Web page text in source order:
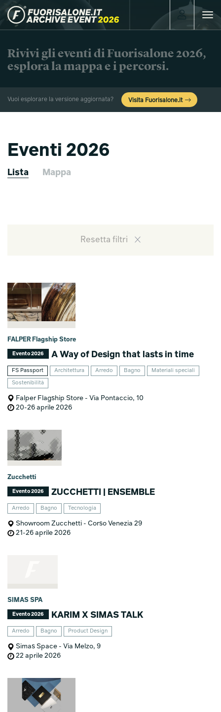
Toggle
Rivivi gli eventi di Fuorisalone 2026,
esplora la mappa e i percorsi.
Vuoi esplorare la versione aggiornata? Visita Fuorisalone.it
Eventi 2026
Lista Mappa
Resetta filtri
FALPER Flagship Store
Evento 2026 A Way of Design that lasts in time
FS Passport Architettura Arredo Bagno Materiali speciali
Sostenibilità
Falper Flagship Store - Via Pontaccio, 10
20-26 aprile 2026
Zucchetti
Evento 2026 ZUCCHETTI | ENSEMBLE
Arredo Bagno Tecnologia
Showroom Zucchetti - Corso Venezia 29
21-26 aprile 2026
SIMAS SPA
Evento 2026 KARIM X SIMAS TALK
Arredo Bagno Product Design
Simas Space - Via Melzo, 9
22 aprile 2026